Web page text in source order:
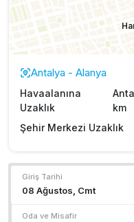
Antalya - Alanya
Havaalanına
Uzaklık
km
Şehir Merkezi Uzaklık
Giriş Tarihi
Oda ve Misafir